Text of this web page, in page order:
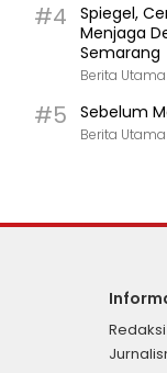
#4
Spiegel,
Menjaga
Semarang
Berita Utama
#5 Sebelum
Berita Utama
Redaksi